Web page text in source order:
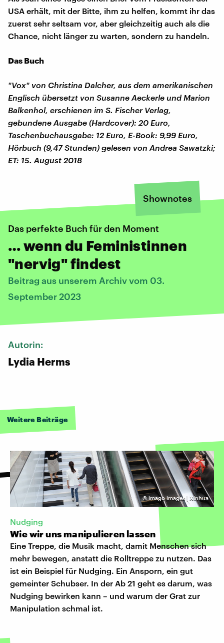
USA erhält, mit der Bitte, ihm zu helfen, kommt ihr das
zuerst sehr seltsam vor, aber gleichzeitig auch als die
Chance, nicht länger zu warten, sondern zu handeln.
Das Buch
"Vox" von Christina Dalcher, aus dem amerikanischen
Englisch übersetzt von Susanne Aeckerle und Marion
Balkenhol, erschienen im S. Fischer Verlag,
gebundene Ausgabe (Hardcover): 20 Euro,
Taschenbuchausgabe: 12 Euro, E-Book: 9,99 Euro,
Hörbuch (9,47 Stunden) gelesen von Andrea Sawatzki;
ET: 15. August 2018
Shownotes
Das perfekte Buch für den Moment
… wenn du Feministinnen
"nervig" findest
Beitrag aus unserem Archiv vom 03.
September 2023
Autorin:
Lydia Herms
Weitere Beiträge
©imago images | Xinhua
Nudging
Wie wir uns manipulieren lassen
Eine Treppe, die Musik macht, damit Menschen sich
mehr bewegen, anstatt die Rolltreppe zu nutzen. Das
ist ein Beispiel für Nudging. Ein Ansporn, ein gut
gemeinter Schubser. In der Ab 21 geht es darum, was
Nudging bewirken kann – und warum der Grat zur
Manipulation schmal ist.